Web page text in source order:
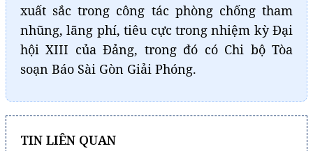
xuất sắc trong công tác phòng chống tham
nhũng, lãng phí, tiêu cực trong nhiệm kỳ Đại
hội XIII của Đảng, trong đó có Chi bộ Tòa
soạn Báo Sài Gòn Giải Phóng.
TIN LIÊN QUAN